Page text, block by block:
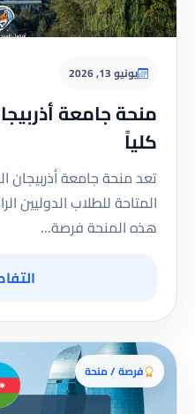
يونيو 13, 2026
منحة جامعة
كلياً
تعد منحة جامعة أذربيجان
المتاحة للطلاب الدوليين
هذه المنحة فرصة…
فرصة / منحة